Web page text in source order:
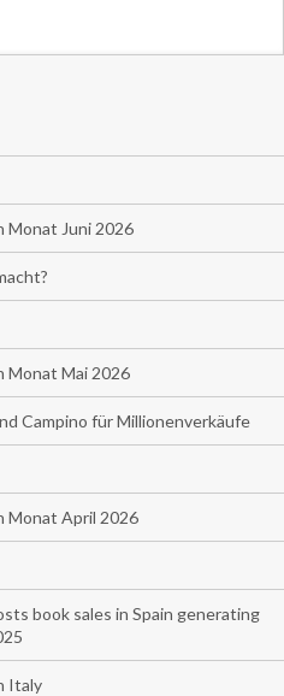
Monat Juni 2026
Monat Mai 2026
Campino für Millionenverkäufe
Monat April 2026
book sales in Spain generating
Italy